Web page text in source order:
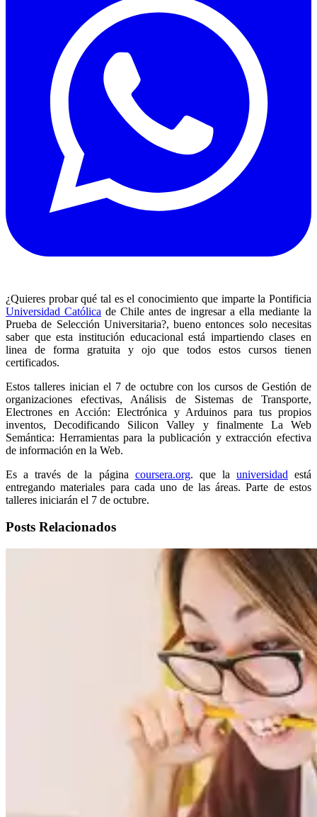
¿Quieres probar qué tal es el conocimiento que imparte la Pontificia
Universidad Católica de Chile antes de ingresar a ella mediante la
Prueba de Selección Universitaria?, bueno entonces solo necesitas
saber que esta institución educacional está impartiendo clases en
linea de forma gratuita y ojo que todos estos cursos tienen
certificados.
Estos talleres inician el 7 de octubre con los cursos de Gestión de
organizaciones efectivas, Análisis de Sistemas de Transporte,
Electrones en Acción: Electrónica y Arduinos para tus propios
inventos, Decodificando Silicon Valley y finalmente La Web
Semántica: Herramientas para la publicación y extracción efectiva
de información en la Web.
Es a través de la página coursera.org. que la universidad está
entregando materiales para cada uno de las áreas. Parte de estos
talleres iniciarán el 7 de octubre.
Posts Relacionados